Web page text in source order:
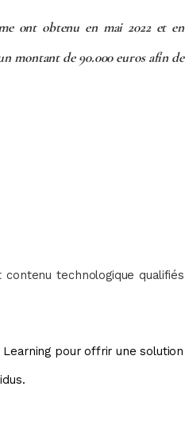
ont obtenu en mai 2022 et en
montant de 90.000 euros afin de
technologique qualifiés
pour offrir une solution